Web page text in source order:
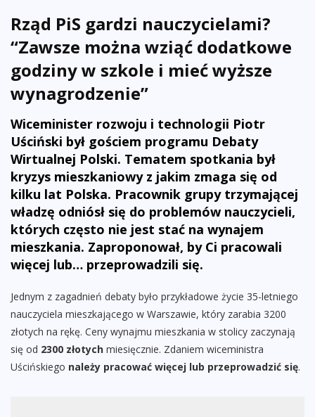
Rząd PiS gardzi nauczycielami?
“Zawsze można wziąć dodatkowe
godziny w szkole i mieć wyższe
wynagrodzenie”
Wiceminister rozwoju i technologii Piotr
Uściński był gościem programu Debaty
Wirtualnej Polski. Tematem spotkania był
kryzys mieszkaniowy z jakim zmaga się od
kilku lat Polska. Pracownik grupy trzymającej
władzę odniósł się do problemów nauczycieli,
których często nie jest stać na wynajem
mieszkania. Zaproponował, by Ci pracowali
więcej lub… przeprowadzili się.
Jednym z zagadnień debaty było przykładowe życie 35-letniego
nauczyciela mieszkającego w Warszawie, który zarabia 3200
złotych na rękę. Ceny wynajmu mieszkania w stolicy zaczynają
się od 2300 złotych miesięcznie. Zdaniem wiceministra
Uścińskiego należy pracować więcej lub przeprowadzić się.